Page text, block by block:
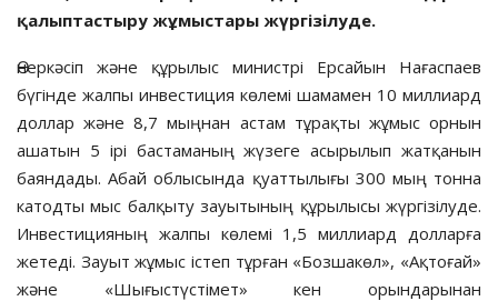
қалыптастыру жұмыстары жүргізілуде.
Өнеркәсіп және құрылыс министрі Ерсайын Нағаспаев
бүгінде жалпы инвестиция көлемі шамамен 10 миллиард
доллар және 8,7 мыңнан астам тұрақты жұмыс орнын
ашатын 5 ірі бастаманың жүзеге асырылып жатқанын
баяндады. Абай облысында қуаттылығы 300 мың тонна
катодты мыс балқыту зауытының құрылысы жүргізілуде.
Инвестицияның жалпы көлемі 1,5 миллиард долларға
жетеді. Зауыт жұмыс істеп тұрған «Бозшакөл», «Ақтоғай»
және «Шығыстүстімет» кен орындарынан